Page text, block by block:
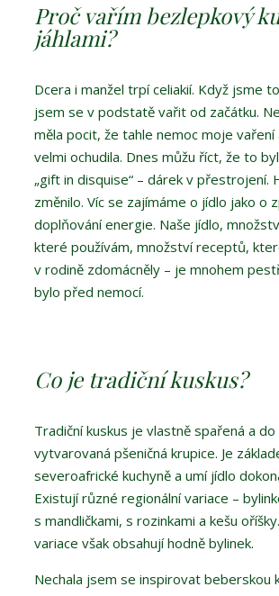
Proč vařím bezlepkový
jáhlami?
Dcera i manžel trpí celiakií. Když jsme
jsem se v podstatě vařit od začátku.
měla pocit, že tahle nemoc moje vaření
velmi ochudila. Dnes můžu říct, že to
„gift in disquise“ – dárek v přestrojení.
změnilo. Víc se zajímáme o jídlo jako o
doplňování energie. Naše jídlo,
které používám, množství receptů,
v rodině zdomácněly – je mnohem
bylo před nemocí.
Co je tradiční kuskus?
Tradiční kuskus je vlastně spařená a do
vytvarovaná pšeničná krupice. Je
severoafrické kuchyně a umí jídlo
Existují různé regionální variace –
s mandličkami, s rozinkami a kešu
variace však obsahují hodně bylinek.
Nechala jsem se inspirovat beberskou